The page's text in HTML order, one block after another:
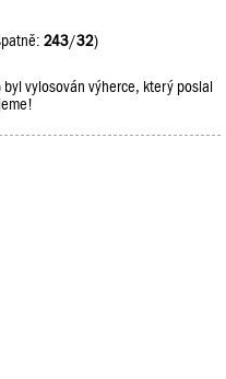
243/32)
vylosován výherce, který poslal